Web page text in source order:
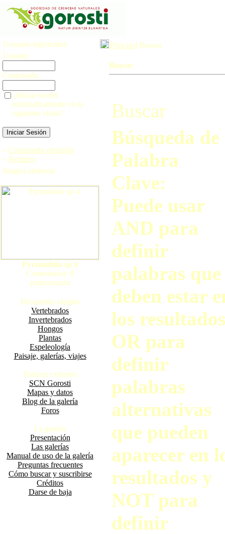
Usuarios registrados
Usuario:
Contraseña:
¿Iniciar sesión
automáticamente en la
siguiente visita?
» Contraseña olvidada
» Registro
Imagen aleatoria
Pyramidula sp 4
Comentarios: 0
pantxozuazu
Búsquedas rápidas
Vertebrados
Invertebrados
Hongos
Plantas
Espeleología
Paisaje, galerías, viajes
Enlaces externos
SCN Gorosti
Mapas y datos
Blog de la galería
Foros
La galería
Presentación
Las galerías
Manual de uso de la galería
Preguntas frecuentes
Cómo buscar y suscribirse
Créditos
Darse de baja
Principal Buscar
Buscar
Buscar
Búsqueda de
Palabra
Clave:
Puede usar
AND para
definir
palabras que
deben estar
los
OR para
definir
palabras
alternativas
que pueden
aparecer en
resultados y
NOT para
definir